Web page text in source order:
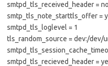
smtpd_tls_received_header = no
smtp_tls_note_starttls_offer =
smtpd_tls_loglevel = 1
tls_random_source = dev:/dev/
smtpd_tls_recieved_header =